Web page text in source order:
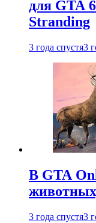
для GTA
Stranding
3 года спустя3
В GTA
3 года спустя3